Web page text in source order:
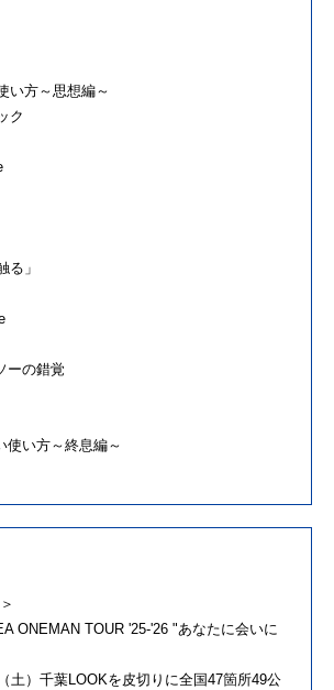
い方～思想編～
ク
る」
ーの錯覚
使い方～終息編～
ONEMAN TOUR '25-'26 "あなたに会いに
土）千葉LOOKを皮切りに全国47箇所49公